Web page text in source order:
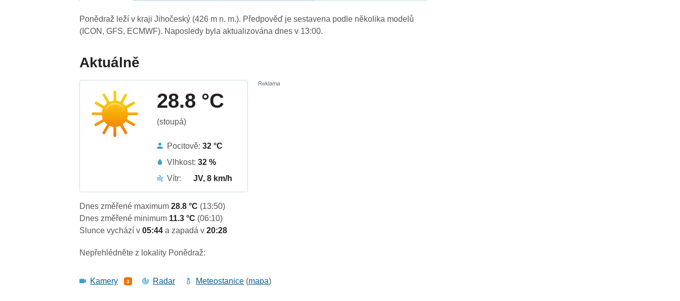
Ponědraž leží v kraji Jihočeský (426 m n. m.). Předpověď je sestavena podle několika modelů
(ICON, GFS, ECMWF). Naposledy byla aktualizována dnes v 13:00.
Aktuálně
28.8 °C
(stoupá)
Pocitově:32 °C
Vlhkost:32 %
Vítr:
JV, 8 km/h
Dnes změřené maximum28.8 °C (13:50)
Dnes změřené minimum 11.3 °C (06:10)
Slunce vychází v05:44a zapadá v20:28
Nepřehlédněte z lokality Ponědraž:
Kamery 3 Radar Meteostanice (mapa)